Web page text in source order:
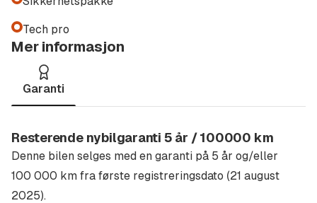
Sportsseter
Tech pro
Tilhengerfeste svingbart
Varmepumpe
Vinterhjul
Virtual Cockpit
Velkommen til Møller Bil Haugesund.
Hos oss finner du Haugalandets største utvalg i nyere
brukte biler.
Tech pro
Mer informasjon
Garanti
Resterende nybilgaranti 5 år / 100000 km
Denne bilen selges med en garanti på 5 år og/eller
100 000 km fra første registreringsdato (21 august
2025).